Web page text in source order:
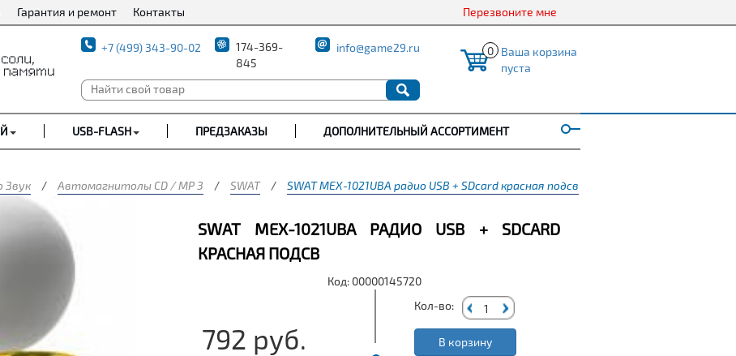
Гарантия и ремонт Контакты Перезвоните мне
+7 (499) 343-90-02
174-369-
845
info@game29.ru 0 Ваша корзина
пуста
USB-FLASH ПРЕДЗАКАЗЫ ДОПОЛНИТЕЛЬНЫЙ АССОРТИМЕНТ
Звук / Автомагнитолы CD / MP 3 / SWAT / SWAT MEX-1021UBA радио USB + SDcard красная подсв
SWAT MEX-1021UBA РАДИО USB + SDCARD
КРАСНАЯ ПОДСВ
Код: 00000145720
792 руб.
Кол-во:
В корзину